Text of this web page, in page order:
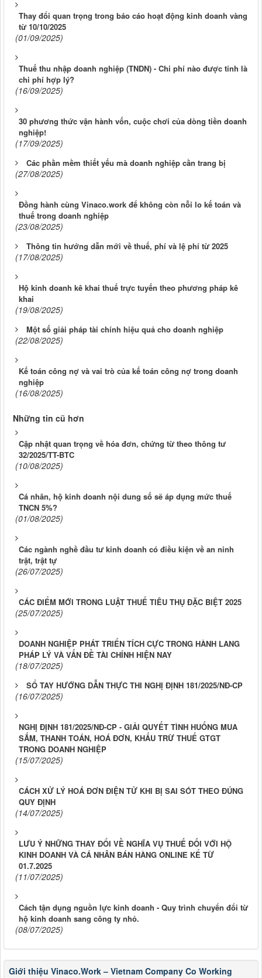
Thay đổi quan trọng trong báo cáo hoạt động kinh doanh vàng
từ 10/10/2025
(01/09/2025)
Thuế thu nhập doanh nghiệp (TNDN) - Chi phí nào được tính là
chi phí hợp lý?
(16/09/2025)
30 phương thức vận hành vốn, cuộc chơi của dòng tiền doanh
nghiệp!
(17/09/2025)
Các phần mềm thiết yếu mà doanh nghiệp cần trang bị
(27/08/2025)
Đồng hành cùng Vinaco.work để không còn nỗi lo kế toán và
thuế trong doanh nghiệp
(23/08/2025)
Thông tin hướng dẫn mới về thuế, phí và lệ phí từ 2025
(17/08/2025)
Hộ kinh doanh kê khai thuế trực tuyến theo phương pháp kê
khai
(19/08/2025)
Một số giải pháp tài chính hiệu quả cho doanh nghiệp
(22/08/2025)
Kế toán công nợ và vai trò của kế toán công nợ trong doanh
nghiệp
(16/08/2025)
Những tin cũ hơn
Cập nhật quan trọng về hóa đơn, chứng từ theo thông tư
32/2025/TT-BTC
(10/08/2025)
Cá nhân, hộ kinh doanh nội dung số sẽ áp dụng mức thuế
TNCN 5%?
(01/08/2025)
Các ngành nghề đầu tư kinh doanh có điều kiện về an ninh
trật, trật tự
(26/07/2025)
CÁC ĐIỂM MỚI TRONG LUẬT THUẾ TIÊU THỤ ĐẶC BIỆT 2025
(25/07/2025)
DOANH NGHIỆP PHÁT TRIỂN TÍCH CỰC TRONG HÀNH LANG
PHÁP LÝ VÀ VẤN ĐỀ TÀI CHÍNH HIỆN NAY
(18/07/2025)
SỔ TAY HƯỚNG DẪN THỰC THI NGHỊ ĐỊNH 181/2025/NĐ-CP
(16/07/2025)
NGHỊ ĐỊNH 181/2025/NĐ-CP - GIẢI QUYẾT TÌNH HUỐNG MUA
SẮM, THANH TOÁN, HOÁ ĐƠN, KHẤU TRỪ THUẾ GTGT
TRONG DOANH NGHIỆP
(15/07/2025)
CÁCH XỬ LÝ HOÁ ĐƠN ĐIỆN TỬ KHI BỊ SAI SÓT THEO ĐÚNG
QUY ĐỊNH
(14/07/2025)
LƯU Ý NHỮNG THAY ĐỔI VỀ NGHĨA VỤ THUẾ ĐỐI VỚI HỘ
KINH DOANH VÀ CÁ NHÂN BÁN HÀNG ONLINE KỂ TỪ
01.7.2025
(11/07/2025)
Cách tận dụng nguồn lực kinh doanh - Quy trình chuyển đổi từ
hộ kinh doanh sang công ty nhỏ.
(08/07/2025)
Giới thiệu Vinaco.Work – Vietnam Company Co Working